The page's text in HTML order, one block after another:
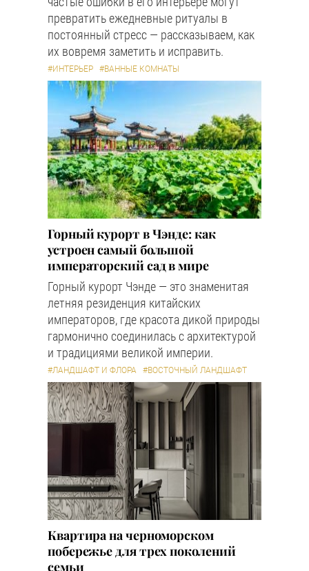
превратить ежедневные ритуалы в
постоянный стресс — рассказываем, как
их вовремя заметить и исправить.
#ИНТЕРЬЕР #ВАННЫЕ КОМНАТЫ
Горный курорт в Чэнде: как
устроен самый большой
императорский сад в мире
Горный курорт Чэнде — это знаменитая
летняя резиденция китайских
императоров, где красота дикой природы
гармонично соединилась с архитектурой
и традициями великой империи.
#ЛАНДШАФТ И ФЛОРА #ВОСТОЧНЫЙ ЛАНДШАФТ
Квартира на черноморском
побережье для трех поколений
семьи